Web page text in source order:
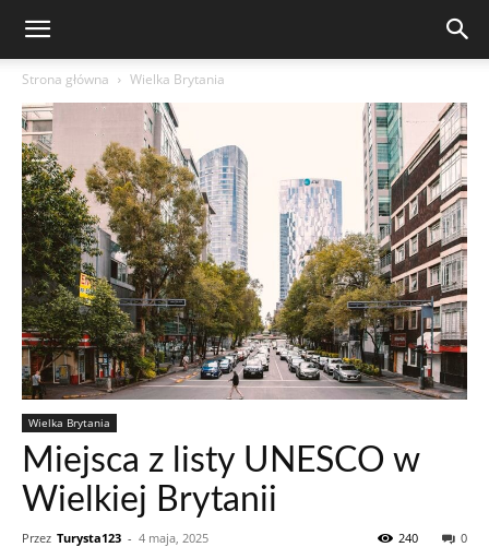
Strona główna Wielka Brytania
Wielka Brytania
Miejsca z listy UNESCO w
Wielkiej Brytanii
Przez Turysta123 - 4 maja, 2025 0
240